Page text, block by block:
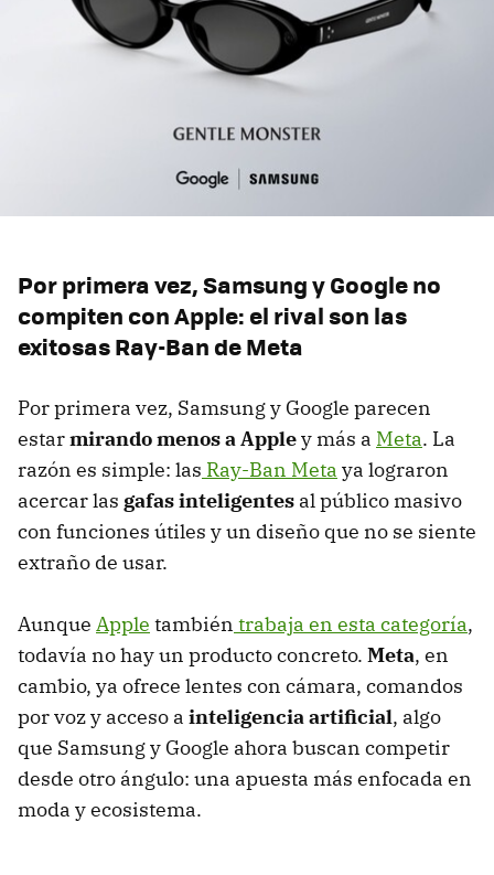
Por primera vez, Samsung y Google no
compiten con Apple: el rival son las
exitosas Ray-Ban de Meta
Por primera vez, Samsung y Google parecen
estarmirando menos a Appley más a Meta. La
razón es simple: las Ray-Ban Meta ya lograron
acercar las gafas inteligentes al público masivo
con funciones útiles y un diseño que no se siente
extraño de usar.
Aunque Apple también trabaja en esta categoría,
todavía no hay un producto concreto. Meta, en
cambio, ya ofrece lentes con cámara, comandos
por voz y acceso a inteligencia artificial, algo
que Samsung y Google ahora buscan competir
desde otro ángulo: una apuesta más enfocada en
moda y ecosistema.